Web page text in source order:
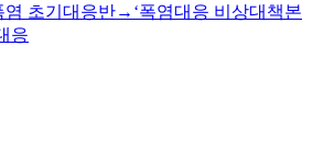
염 초기대응반→‘폭염대응 비상대책본
응